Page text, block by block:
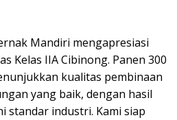
Mandiri mengapresiasi
Kelas IIA Cibinong. Panen 300
kualitas pembinaan
yang baik, dengan hasil
standar industri. Kami siap